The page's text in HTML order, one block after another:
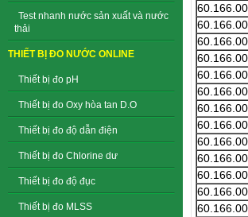
Test nhanh nước sản xuất và nước
thải
THIẾT BỊ ĐO NƯỚC ONLINE
Thiết bị đo pH
Thiết bị đo Oxy hòa tan D.O
Thiết bị đo độ dẫn điện
Thiết bị đo Chlorine dư
Thiết bị đo độ đục
Thiết bị đo MLSS